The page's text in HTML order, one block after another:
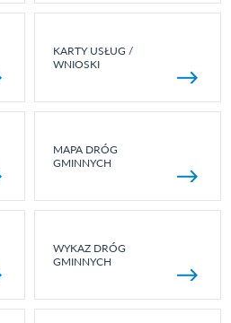
KARTY USŁUG /
WNIOSKI
MAPA DRÓG
GMINNYCH
WYKAZ DRÓG
GMINNYCH